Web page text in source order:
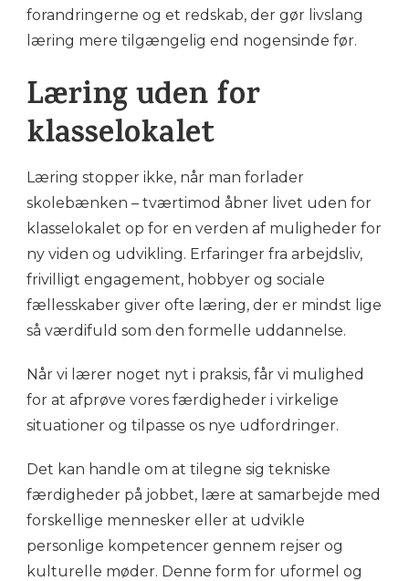
forandringerne og et redskab, der gør livslang
læring mere tilgængelig end nogensinde før.
Læring uden for
klasselokalet
Læring stopper ikke, når man forlader
skolebænken – tværtimod åbner livet uden for
klasselokalet op for en verden af muligheder for
ny viden og udvikling. Erfaringer fra arbejdsliv,
frivilligt engagement, hobbyer og sociale
fællesskaber giver ofte læring, der er mindst lige
så værdifuld som den formelle uddannelse.
Når vi lærer noget nyt i praksis, får vi mulighed
for at afprøve vores færdigheder i virkelige
situationer og tilpasse os nye udfordringer.
Det kan handle om at tilegne sig tekniske
færdigheder på jobbet, lære at samarbejde med
forskellige mennesker eller at udvikle
personlige kompetencer gennem rejser og
kulturelle møder. Denne form for uformel og